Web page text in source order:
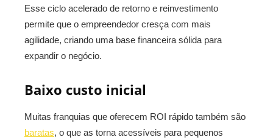
Esse ciclo acelerado de retorno e reinvestimento
permite que o empreendedor cresça com mais
agilidade, criando uma base financeira sólida para
expandir o negócio.
Baixo custo inicial
Muitas franquias que oferecem ROI rápido também são
baratas, o que as torna acessíveis para pequenos